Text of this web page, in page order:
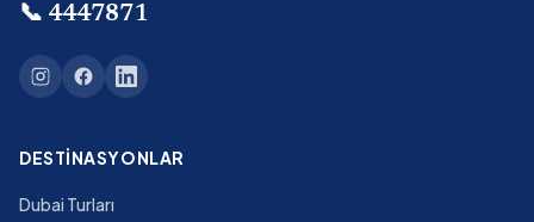
📞 4447871
DESTINASYONLAR
Dubai Turları